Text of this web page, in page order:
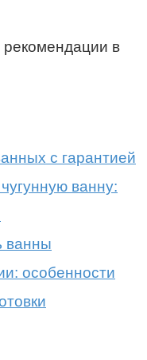
в
с гарантией
ванну:
ванны
особенности